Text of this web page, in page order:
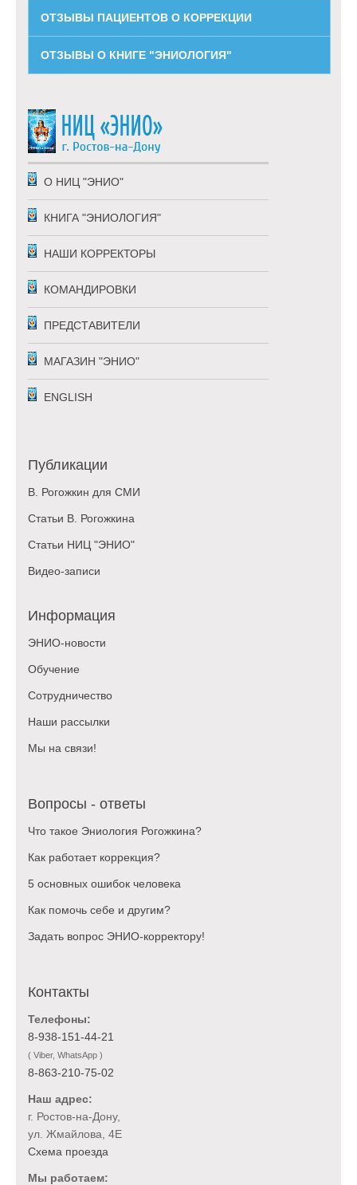
ОТЗЫВЫ ПАЦИЕНТОВ О КОРРЕКЦИИ
ОТЗЫВЫ О КНИГЕ "ЭНИОЛОГИЯ"
О НИЦ "ЭНИО"
КНИГА "ЭНИОЛОГИЯ"
НАШИ КОРРЕКТОРЫ
КОМАНДИРОВКИ
ПРЕДСТАВИТЕЛИ
МАГАЗИН "ЭНИО"
ENGLISH
Публикации
В. Рогожкин для СМИ
Статьи В. Рогожкина
Статьи НИЦ "ЭНИО"
Видео-записи
Информация
ЭНИО-новости
Обучение
Сотрудничество
Наши рассылки
Мы на связи!
Вопросы - ответы
Что такое Эниология Рогожкина?
Как работает коррекция?
5 основных ошибок человека
Как помочь себе и другим?
Задать вопрос ЭНИО-корректору!
Контакты
Телефоны:
8-938-151-44-21
( Viber, WhatsApp )
8-863-210-75-02
Наш адрес:
г. Ростов-на-Дону,
ул. Жмайлова, 4Е
Схема проезда
Мы работаем: